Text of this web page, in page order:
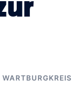
WARTBURGKREIS